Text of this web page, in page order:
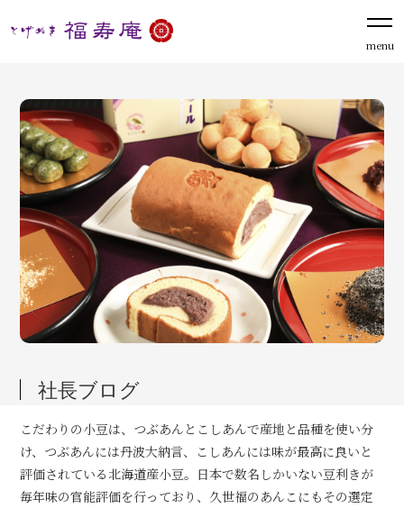
menu
社長ブログ
こだわりの小豆は、つぶあんとこしあんで産地と品種を使い分
け、つぶあんには丹波大納言、こしあんには味が最高に良いと
評価されている北海道産小豆。日本で数名しかいない豆利きが
毎年味の官能評価を行っており、久世福のあんこにもその選定